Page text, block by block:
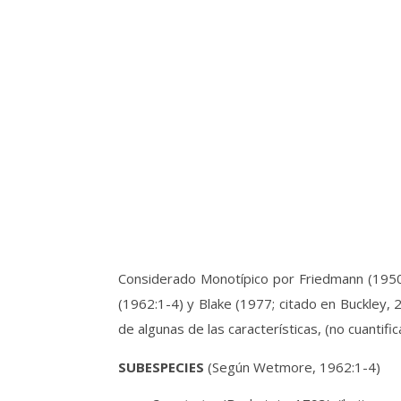
Considerado Monotípico por Friedmann
(1962:1-4) y Blake (1977; citado en
de algunas de las características, (no
SUBESPECIES (Según Wetmore, 1962:1-4)